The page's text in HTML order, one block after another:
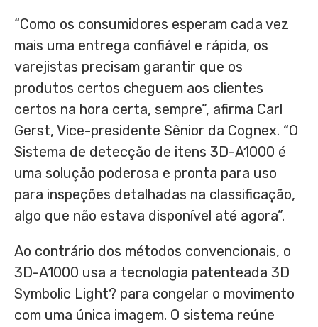
“Como os consumidores esperam cada vez
mais uma entrega confiável e rápida, os
varejistas precisam garantir que os
produtos certos cheguem aos clientes
certos na hora certa, sempre”, afirma Carl
Gerst, Vice-presidente Sênior da Cognex. “O
Sistema de detecção de itens 3D-A1000 é
uma solução poderosa e pronta para uso
para inspeções detalhadas na classificação,
algo que não estava disponível até agora”.
Ao contrário dos métodos convencionais, o
3D-A1000 usa a tecnologia patenteada 3D
Symbolic Light? para congelar o movimento
com uma única imagem. O sistema reúne